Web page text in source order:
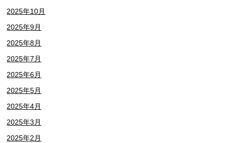
2025年10月
2025年9月
2025年8月
2025年7月
2025年6月
2025年5月
2025年4月
2025年3月
2025年2月